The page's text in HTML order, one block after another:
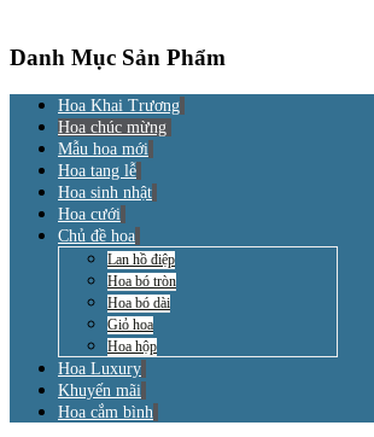
Danh Mục Sản Phẩm
Hoa Khai Trương
Hoa chúc mừng
Mẫu hoa mới
Hoa tang lễ
Hoa sinh nhật
Hoa cưới
Chủ đề hoa
Lan hồ điệp
Hoa bó tròn
Hoa bó dài
Giỏ hoa
Hoa hộp
Hoa Luxury
Khuyến mãi
Hoa cắm bình